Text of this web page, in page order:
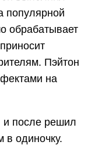
популярной
обрабатывает
Пэйтон
на
и после решил
в одиночку.